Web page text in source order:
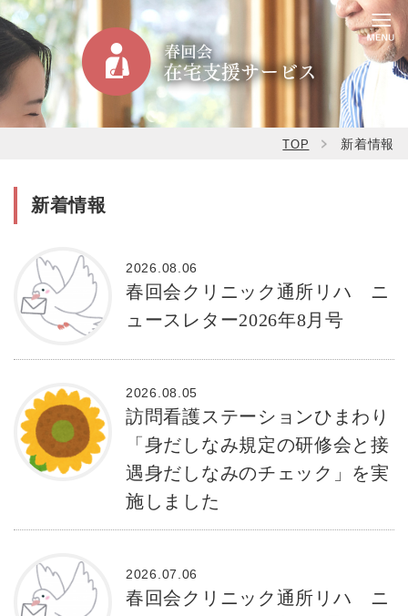
TOP 新着情報
新着情報
2026.08.06
春回会クリニック通所リハ ニ
ュースレター2026年8月号
2026.08.05
訪問看護ステーションひまわり
「身だしなみ規定の研修会と接
遇身だしなみのチェック」を実
施しました
2026.07.06
春回会クリニック通所リハ ニ